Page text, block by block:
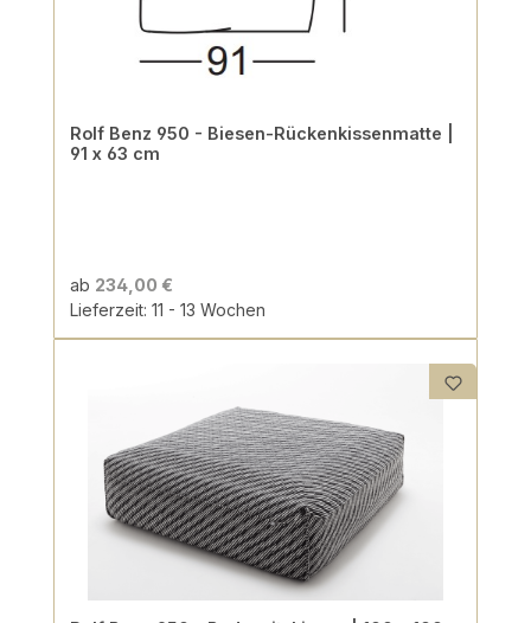
Rolf Benz 950 - Biesen-Rückenkissenmatte |
91 x 63 cm
ab 234,00 €
Lieferzeit: 11 - 13 Wochen